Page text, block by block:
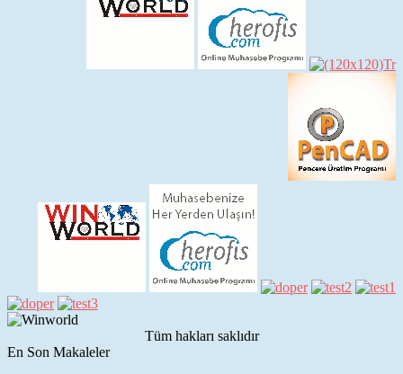
Tüm hakları saklıdır
En Son Makaleler